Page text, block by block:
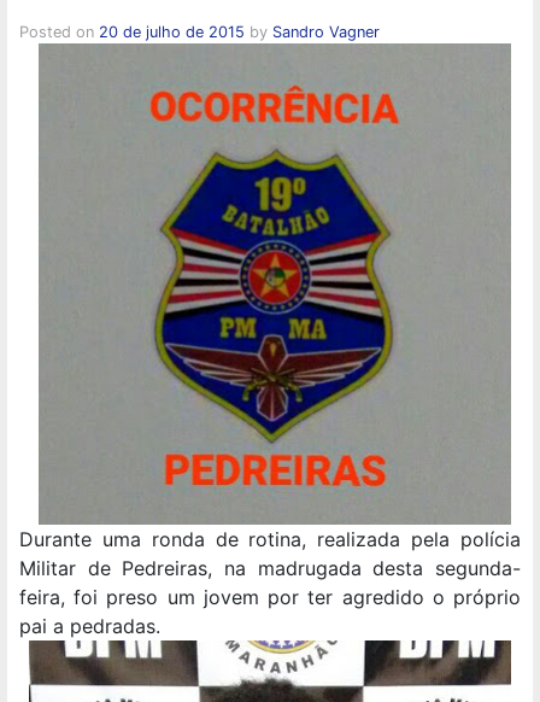
Posted on 20 de julho de 2015 by Sandro Vagner
Durante uma ronda de rotina, realizada pela polícia
Militar de Pedreiras, na madrugada desta segunda-
feira, foi preso um jovem por ter agredido o próprio
pai a pedradas.